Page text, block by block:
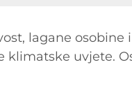
lagane osobine
uvjete.